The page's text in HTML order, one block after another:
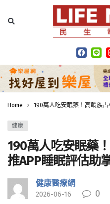
Home 190萬人吃安眠藥！高齡族
健康
190萬人吃安眠藥
推APP睡眠評估助
健康醫療網
2026-06-16 0